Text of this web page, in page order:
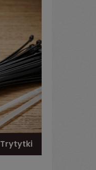
Trytytki